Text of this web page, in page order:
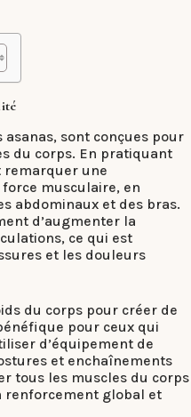
asanas, sont conçues pour
du corps. En pratiquant
remarquer une
musculaire, en
abdominaux et des bras.
d’augmenter la
ce qui est
et les douleurs
du corps pour créer de
pour ceux qui
d’équipement de
et enchaînements
tous les muscles du corps
renforcement global et